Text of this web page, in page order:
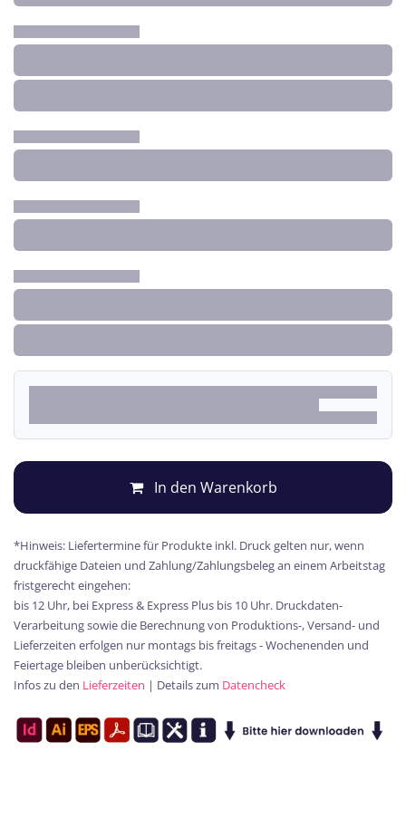
In den Warenkorb
*Hinweis: Liefertermine für Produkte inkl. Druck gelten nur, wenn
druckfähige Dateien und Zahlung/Zahlungsbeleg an einem Arbeitstag
fristgerecht eingehen:
bis 12 Uhr, bei Express & Express Plus bis 10 Uhr. Druckdaten-
Verarbeitung sowie die Berechnung von Produktions-, Versand- und
Lieferzeiten erfolgen nur montags bis freitags - Wochenenden und
Feiertage bleiben unberücksichtigt.
Infos zu den Lieferzeiten | Details zum Datencheck